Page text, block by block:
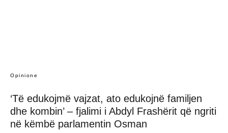
Opinione
‘Të edukojmë vajzat, ato edukojnë familjen
dhe kombin’ – fjalimi i Abdyl Frashërit që ngriti
në këmbë parlamentin Osman